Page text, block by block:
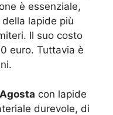
è essenziale,
lapide più
Il suo costo
euro. Tuttavia è
con lapide
durevole, di